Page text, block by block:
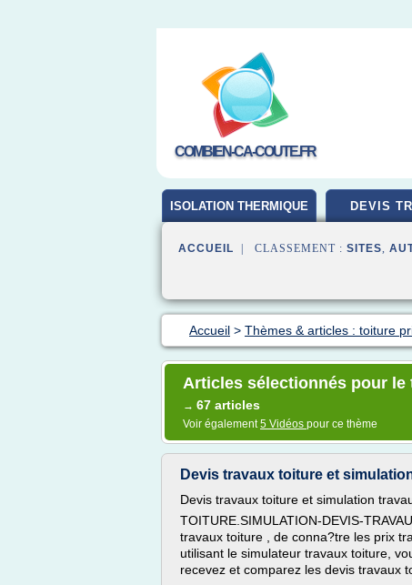
COMBIEN-CA-COUTE.FR
ISOLATION THERMIQUE DEVIS
ACCUEIL | CLASSEMENT : SITES,
Accueil > Thèmes & articles : toiture
Articles sélectionnés pour
→ 67 articles
Voir également5 Vidéos pour ce thème
Devis travaux toiture et
Devis travaux toiture et simulation
TOITURE.SIMULATION-DEVIS-
travaux toiture , de conna?tre les prix
utilisant le simulateur travaux toiture,
recevez et comparez les devis travaux